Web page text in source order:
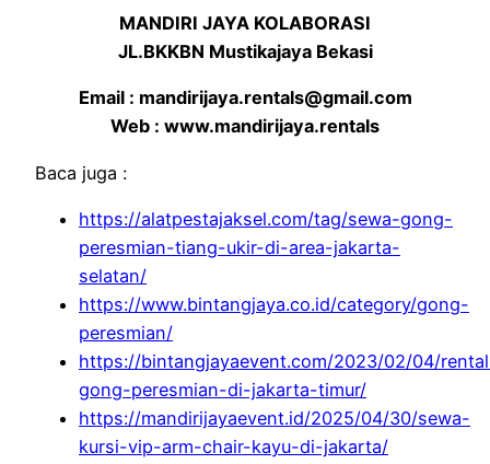
MANDIRI JAYA KOLABORASI
JL.BKKBN Mustikajaya Bekasi
Email : mandirijaya.rentals@gmail.com
Web : www.mandirijaya.rentals
Baca juga :
https://alatpestajaksel.com/tag/sewa-gong-
peresmian-tiang-ukir-di-area-jakarta-
selatan/
https://www.bintangjaya.co.id/category/gong-
peresmian/
https://bintangjayaevent.com/2023/02/04/
gong-peresmian-di-jakarta-timur/
https://mandirijayaevent.id/2025/04/30/sewa-
kursi-vip-arm-chair-kayu-di-jakarta/